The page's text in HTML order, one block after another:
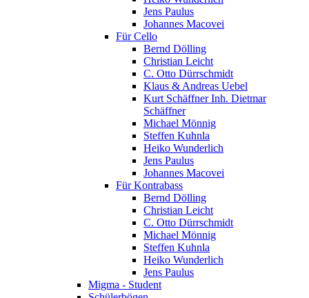
Jens Paulus
Johannes Macovei
Für Cello
Bernd Dölling
Christian Leicht
C. Otto Dürrschmidt
Klaus & Andreas Uebel
Kurt Schäffner Inh. Dietmar
Schäffner
Michael Mönnig
Steffen Kuhnla
Heiko Wunderlich
Jens Paulus
Johannes Macovei
Für Kontrabass
Bernd Dölling
Christian Leicht
C. Otto Dürrschmidt
Michael Mönnig
Steffen Kuhnla
Heiko Wunderlich
Jens Paulus
Migma - Student